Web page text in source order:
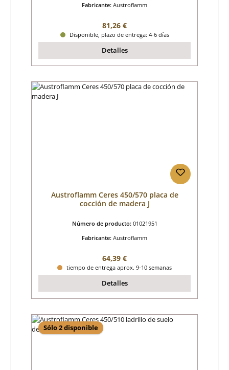
Fabricante: Austroflamm
Precio normal:
81,26 €
Disponible, plazo de entrega: 4-6 días
Detalles
Austroflamm Ceres 450/570 placa de
cocción de madera J
Número de producto: 01021951
Fabricante: Austroflamm
Precio normal:
64,39 €
tiempo de entrega aprox. 9-10 semanas
Detalles
Sólo 2 disponible